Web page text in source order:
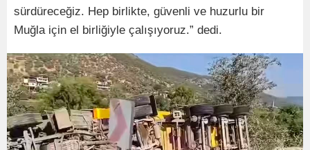
sürdüreceğiz. Hep birlikte, güvenli ve huzurlu bir
Muğla için el birliğiyle çalışıyoruz.” dedi.